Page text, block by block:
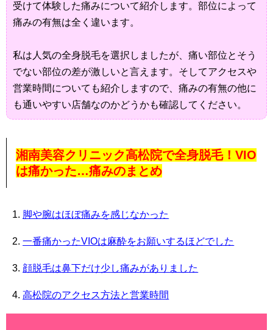
受けて体験した痛みについて紹介します。部位によって
痛みの有無は全く違います。
私は人気の全身脱毛を選択しましたが、痛い部位とそう
でない部位の差が激しいと言えます。そしてアクセスや
営業時間についても紹介しますので、痛みの有無の他に
も通いやすい店舗なのかどうかも確認してください。
湘南美容クリニック高松院で全身脱毛！VIO
は痛かった…痛みのまとめ
脚や腕はほぼ痛みを感じなかった
一番痛かったVIOは麻酔をお願いするほどでした
顔脱毛は鼻下だけ少し痛みがありました
高松院のアクセス方法と営業時間